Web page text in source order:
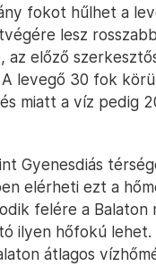
fokot hűlhet a
lesz
az előző
levegő 30 fok
miatt a víz pedig
Gyenesdiás
elérheti ezt a
felére a Balaton
ilyen hőfokú lehet.
átlagos